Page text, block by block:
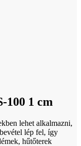
100 1 cm
lehet alkalmazni,
lép fel, így
hűtőterek